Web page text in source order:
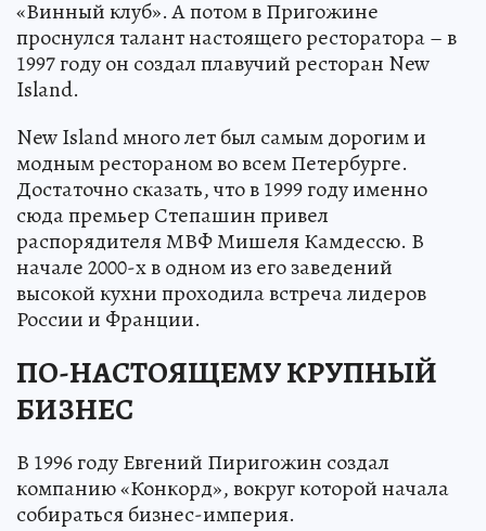
«Винный клуб». А потом в Пригожине
проснулся талант настоящего ресторатора – в
1997 году он создал плавучий ресторан New
Island.
New Island много лет был самым дорогим и
модным рестораном во всем Петербурге.
Достаточно сказать, что в 1999 году именно
сюда премьер Степашин привел
распорядителя МВФ Мишеля Камдессю. В
начале 2000-х в одном из его заведений
высокой кухни проходила встреча лидеров
России и Франции.
ПО-НАСТОЯЩЕМУ КРУПНЫЙ
БИЗНЕС
В 1996 году Евгений Пиригожин создал
компанию «Конкорд», вокруг которой начала
собираться бизнес-империя.